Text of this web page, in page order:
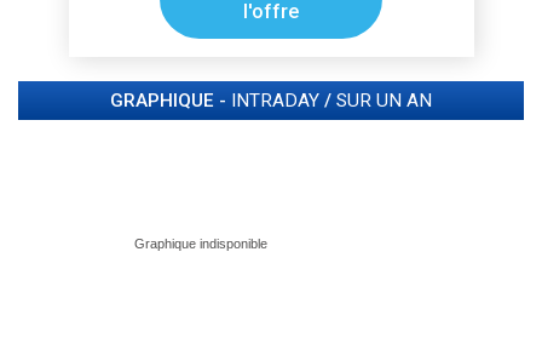
l'offre
GRAPHIQUE - INTRADAY / SUR UN AN